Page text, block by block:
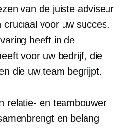
van de juiste adviseur
cruciaal voor uw succes.
heeft in de
voor uw bedrijf, die
die uw team begrijpt.
relatie- en teambouwer
en belang